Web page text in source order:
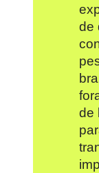
de
de